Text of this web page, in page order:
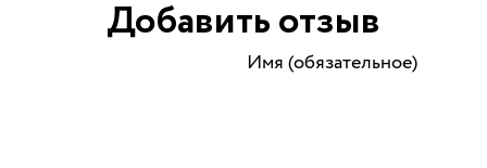
Добавить отзыв
Имя (обязательное)